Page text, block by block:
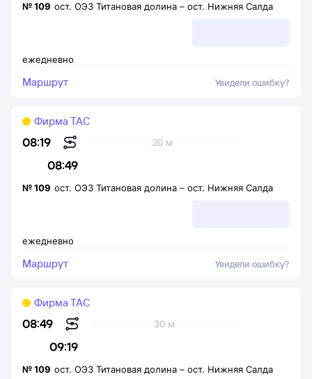
ежедневно
№109 ост. ОЭЗ Титановая долина – ост. Нижняя Салда
Маршрут Увидели ошибку?
08:19
08:49
30 м
Фирма ТАС
ежедневно
№109 ост. ОЭЗ Титановая долина – ост. Нижняя Салда
Маршрут Увидели ошибку?
08:49
09:19
30 м
Фирма ТАС
№109 ост. ОЭЗ Титановая долина – ост. Нижняя Салда